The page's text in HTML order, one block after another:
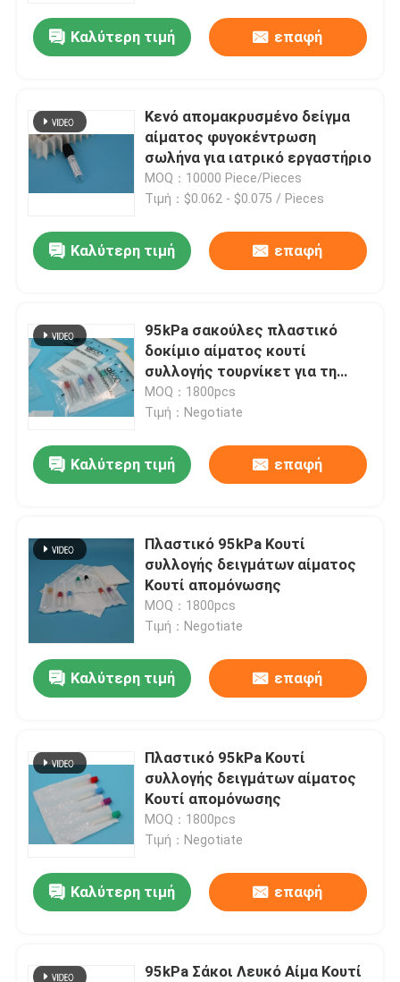
Καλύτερη τιμή επαφή
Κενό απομακρυσμένο δείγμα
αίματος φυγοκέντρωση
σωλήνα για ιατρικό εργαστήριο
MOQ：10000 Piece/Pieces
Τιμή：$0.062 - $0.075 / Pieces
Καλύτερη τιμή επαφή
95kPa σακούλες πλαστικό
δοκίμιο αίματος κουτί
συλλογής τουρνίκετ για τη
συλλογή αίματος
MOQ：1800pcs
Τιμή：Negotiate
Καλύτερη τιμή επαφή
Πλαστικό 95kPa Κουτί
συλλογής δειγμάτων αίματος
Κουτί απομόνωσης
MOQ：1800pcs
Τιμή：Negotiate
Καλύτερη τιμή επαφή
Πλαστικό 95kPa Κουτί
συλλογής δειγμάτων αίματος
Κουτί απομόνωσης
MOQ：1800pcs
Τιμή：Negotiate
Καλύτερη τιμή επαφή
95kPa Σάκοι Λευκό Αίμα Κουτί